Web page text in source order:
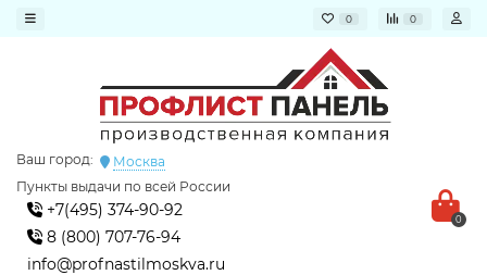
0 0
Ваш город:
Москва
Пункты выдачи по всей России
+7(495) 374-90-92
8 (800) 707-76-94
info@profnastilmoskva.ru
0